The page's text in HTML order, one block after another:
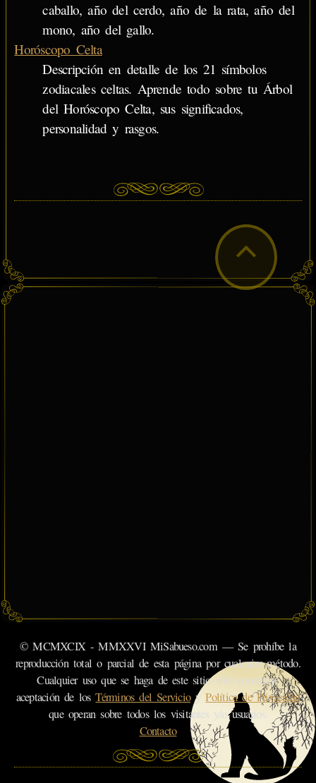
caballo, año del cerdo, año de la rata, año del
mono, año del gallo.
Horóscopo Celta
Descripción en detalle de los 21 símbolos
zodiacales celtas. Aprende todo sobre tu Árbol
del Horóscopo Celta, sus significados,
personalidad y rasgos.
© MCMXCIX - MMXXVI MiSabueso.com — Se prohíbe la
reproducción total o parcial de esta página por cualquier método.
Cualquier uso que se haga de este sitio web constituye
aceptación de losTérminos del ServicioyPolítica de Privacidad
que operan sobre todos los visitantes y/o usuarios.
Contacto